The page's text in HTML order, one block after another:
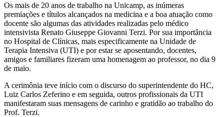
Os mais de 20 anos de trabalho na Unicamp, as inúmeras
premiações e títulos alcançados na medicina e a boa atuação como
docente são algumas das atividades realizadas pelo médico
intensivista Renato Giuseppe Giovanni Terzi. Por sua importância
no Hospital de Clínicas, mais especificamente na Unidade de
Terapia Intensiva (UTI) e por estar se aposentando, docentes,
amigos e familiares fizeram uma homenagem ao professor, no dia 9
de maio.
A cerimônia teve início com o discurso do superintendente do HC,
Luiz Carlos Zeferino e em seguida, outros profissionais da UTI
manifestaram suas mensagens de carinho e gratidão ao trabalho do
Prof. Terzi.